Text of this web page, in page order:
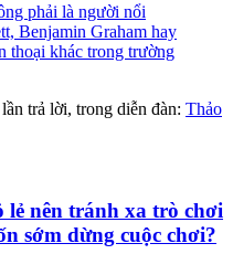
phải là người nổi
Benjamin Graham hay
thoại khác trong trường
trả lời, trong diễn đàn: Thảo
lẻ nên tránh xa trò chơi
sớm dừng cuộc chơi?